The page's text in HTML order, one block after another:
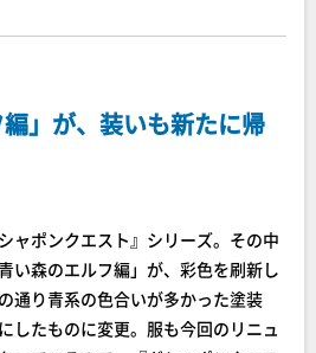
編」が、装いも新たに帰
ャポンクエスト』シリーズ。その中
い森のエルフ編」が、彩色を刷新し
通り青系の色合いが多かった塗装
したものに変更。服も今回のリニュ